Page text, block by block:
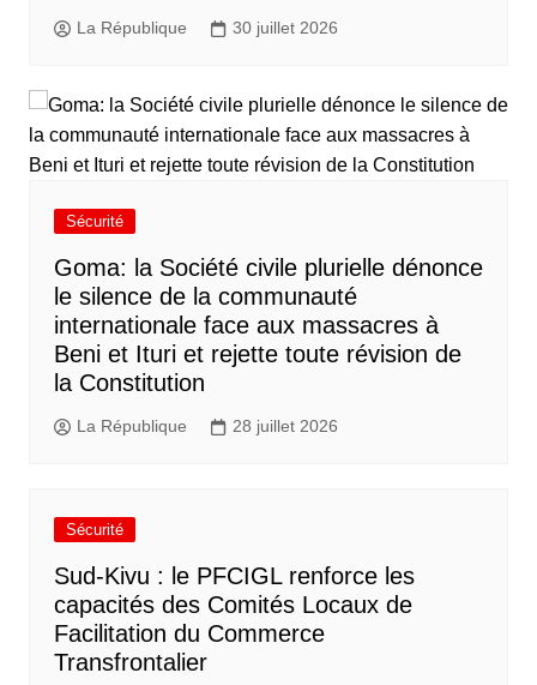
La République 30 juillet 2026
Sécurité
Goma: la Société civile plurielle dénonce
le silence de la communauté
internationale face aux massacres à
Beni et Ituri et rejette toute révision de
la Constitution
La République 28 juillet 2026
Sécurité
Sud-Kivu : le PFCIGL renforce les
capacités des Comités Locaux de
Facilitation du Commerce
Transfrontalier